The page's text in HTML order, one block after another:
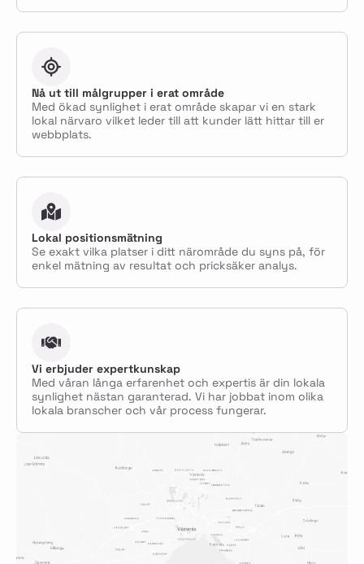
Nå ut till målgrupper i erat område
Med ökad synlighet i erat område skapar vi en stark
lokal närvaro vilket leder till att kunder lätt hittar till er
webbplats.
Lokal positionsmätning
Se exakt vilka platser i ditt närområde du syns på, för
enkel mätning av resultat och pricksäker analys.
Vi erbjuder expertkunskap
Med våran långa erfarenhet och expertis är din lokala
synlighet nästan garanterad. Vi har jobbat inom olika
lokala branscher och vår process fungerar.